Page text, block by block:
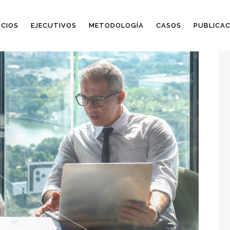
EJECUTIVOS METODOLOGÍA CASOS